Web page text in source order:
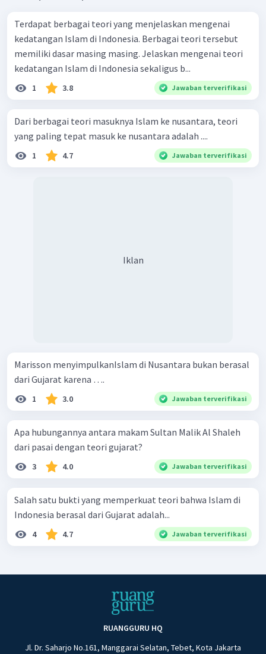
Terdapat berbagai teori yang menjelaskan mengenai
kedatangan Islam di Indonesia. Berbagai teori tersebut
memiliki dasar masing masing. Jelaskan mengenai teori
kedatangan Islam di Indonesia sekaligus b...
1 3.8 Jawaban terverifikasi
Dari berbagai teori masuknya Islam ke nusantara, teori
yang paling tepat masuk ke nusantara adalah ....
1 4.7 Jawaban terverifikasi
Iklan
Marisson menyimpulkanIslam di Nusantara bukan berasal
dari Gujarat karena ….
1 3.0 Jawaban terverifikasi
Apa hubungannya antara makam Sultan Malik Al Shaleh
dari pasai dengan teori gujarat?
3 4.0 Jawaban terverifikasi
Salah satu bukti yang memperkuat teori bahwa Islam di
Indonesia berasal dari Gujarat adalah...
4 4.7 Jawaban terverifikasi
RUANGGURU HQ
Jl. Dr. Saharjo No.161, Manggarai Selatan, Tebet, Kota Jakarta